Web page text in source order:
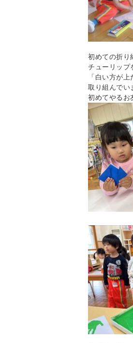
初めての折り
チューリップ
「白い方が
取り組んでい
初めてやるお